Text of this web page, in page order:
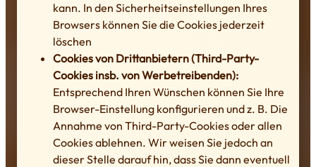
kann. In den Sicherheitseinstellungen Ihres
Browsers können Sie die Cookies jederzeit
löschen
Cookies von Drittanbietern (Third-Party-
Cookies insb. von Werbetreibenden):
Entsprechend Ihren Wünschen können Sie Ihre
Browser-Einstellung konfigurieren und z. B. Die
Annahme von Third-Party-Cookies oder allen
Cookies ablehnen. Wir weisen Sie jedoch an
dieser Stelle darauf hin, dass Sie dann eventuell